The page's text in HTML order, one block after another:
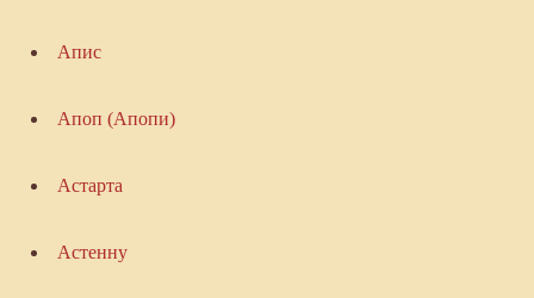
Апис
Апоп (Апопи)
Астарта
Астенну